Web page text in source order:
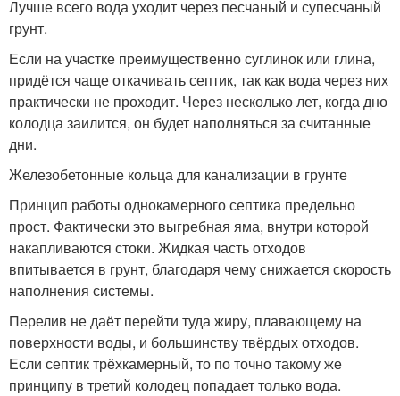
Лучше всего вода уходит через песчаный и супесчаный
грунт.
Если на участке преимущественно суглинок или глина,
придётся чаще откачивать септик, так как вода через них
практически не проходит. Через несколько лет, когда дно
колодца заилится, он будет наполняться за считанные
дни.
Железобетонные кольца для канализации в грунте
Принцип работы однокамерного септика предельно
прост. Фактически это выгребная яма, внутри которой
накапливаются стоки. Жидкая часть отходов
впитывается в грунт, благодаря чему снижается скорость
наполнения системы.
Перелив не даёт перейти туда жиру, плавающему на
поверхности воды, и большинству твёрдых отходов.
Если септик трёхкамерный, то по точно такому же
принципу в третий колодец попадает только вода.